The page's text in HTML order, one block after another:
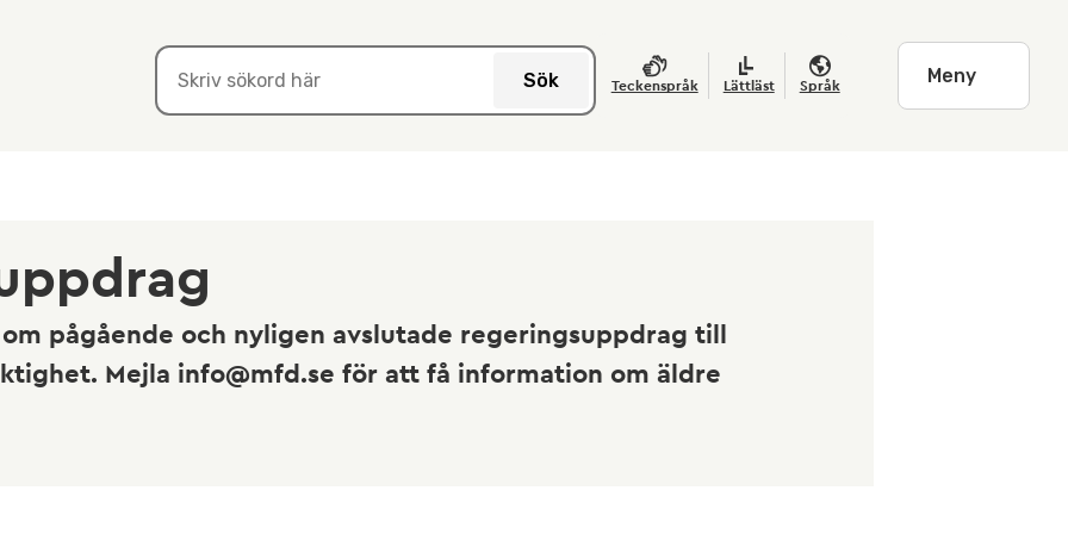
Sök Teckenspråk Lättläst Språk Meny
pågående och nyligen avslutade regeringsuppdrag till
Mejla info@mfd.se för att få information om äldre